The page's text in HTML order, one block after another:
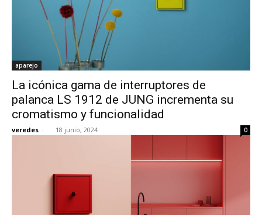
aparejo
La icónica gama de interruptores de
palanca LS 1912 de JUNG incrementa su
cromatismo y funcionalidad
veredes - 18 junio, 2024 0